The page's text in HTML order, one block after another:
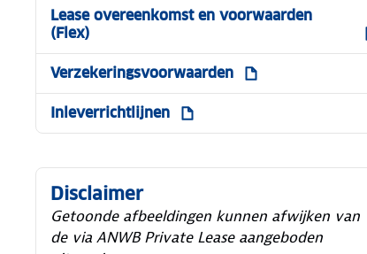
Lease overeenkomst en voorwaarden
(Flex)
Verzekeringsvoorwaarden
Inleverrichtlijnen
Disclaimer
Getoonde afbeeldingen kunnen afwijken van
de via ANWB Private Lease aangeboden